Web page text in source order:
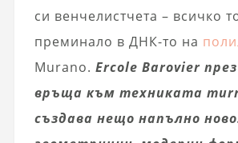
си венчелистчета – всичко
преминало в ДНК-то на
Murano. Ercole Barovier през
връща към техниката
създава нещо напълно